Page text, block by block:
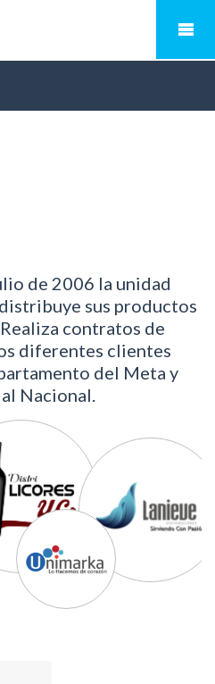
de 2006 la unidad
sus productos
contratos de
diferentes clientes
del Meta y
Nacional.